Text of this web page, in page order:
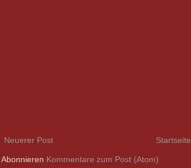
Neuerer Post Startseite
Abonnieren Kommentare zum Post (Atom)